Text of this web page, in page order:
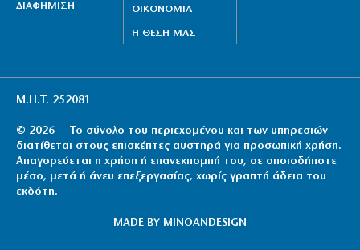
ΔΙΑΦΗΜΙΣΗ
ΟΙΚΟΝΟΜΙΑ
Η ΘΕΣΗ ΜΑΣ
Μ.Η.Τ. 252081
© 2026 — Το σύνολο του περιεχομένου και των υπηρεσιών
διατίθεται στους επισκέπτες αυστηρά για προσωπική χρήση.
Απαγορεύεται η χρήση ή επανεκπομπή του, σε οποιοδήποτε
μέσο, μετά ή άνευ επεξεργασίας, χωρίς γραπτή άδεια του
εκδότη.
MADE BY MINOANDESIGN